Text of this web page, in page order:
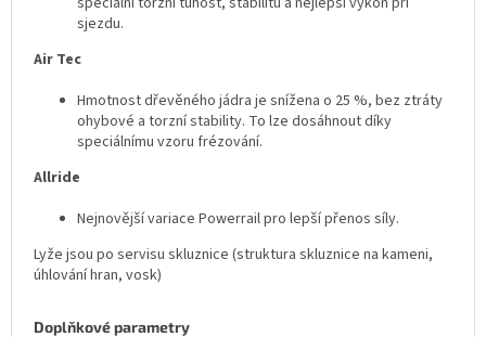
sjezdu.
Air Tec
Hmotnost dřevěného jádra je snížena o 25 %, bez ztráty
ohybové a torzní stability. To lze dosáhnout díky
speciálnímu vzoru frézování.
Allride
Nejnovější variace Powerrail pro lepší přenos síly.
Lyže jsou po servisu skluznice (struktura skluznice na kameni,
úhlování hran, vosk)
Doplňkové parametry